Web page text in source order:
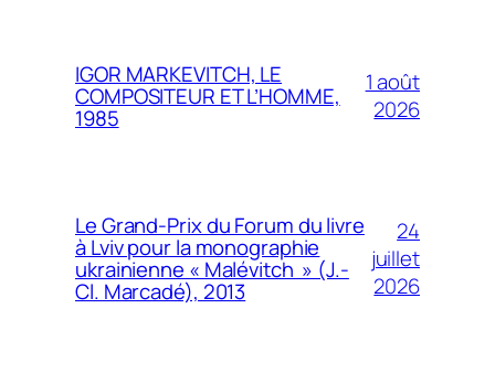
IGOR MARKEVITCH, LE
COMPOSITEUR ET L’HOMME,
1985
1 août
2026
Le Grand-Prix du Forum du livre
à Lviv pour la monographie
ukrainienne « Malévitch » (J.-
Cl. Marcadé), 2013
24
juillet
2026